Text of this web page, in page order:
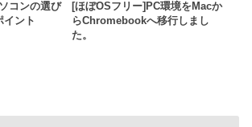
コンの選び
イント
[ほぼOSフリー]PC環境をMacか
らChromebookへ移行しまし
た。